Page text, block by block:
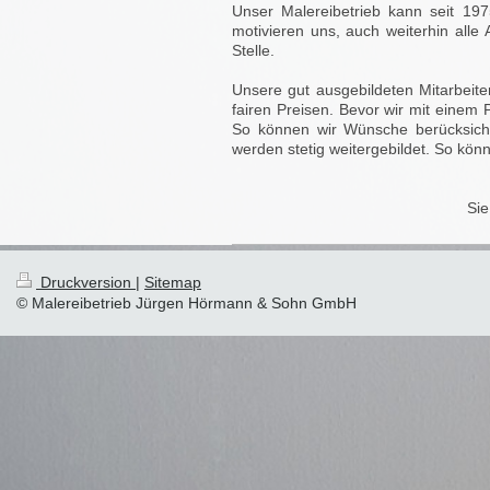
Unser Malereibetrieb kann seit
motivieren uns, auch weiterhin alle
Stelle.
Unsere gut ausgebildeten
fairen Preisen. Bevor wir mit einem
So können wir Wünsche
werden stetig weitergebildet. So
Druckversion | Sitemap
© Malereibetrieb Jürgen Hörmann & Sohn GmbH